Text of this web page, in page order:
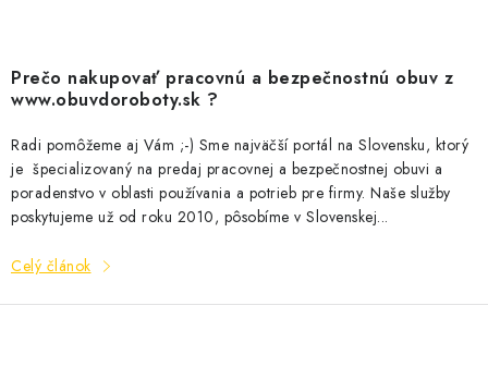
Prečo nakupovať pracovnú a bezpečnostnú obuv z
www.obuvdoroboty.sk ?
Radi pomôžeme aj Vám ;-) Sme najväčší portál na Slovensku, ktorý
je špecializovaný na predaj pracovnej a bezpečnostnej obuvi a
poradenstvo v oblasti používania a potrieb pre firmy. Naše služby
poskytujeme už od roku 2010, pôsobíme v Slovenskej...
Celý článok